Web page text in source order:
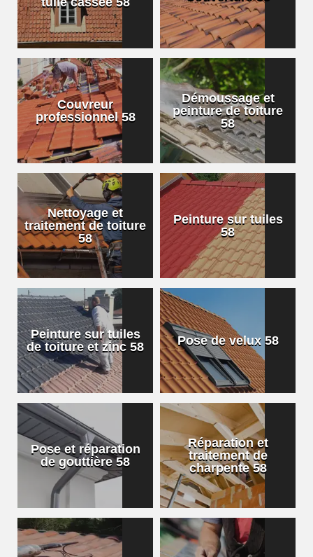
Couvreur
professionnel 58
Démoussage et
peinture de toiture
58
Nettoyage et
traitement de toiture
58
Peinture sur tuiles
58
Peinture sur tuiles
de toiture et zinc 58
Pose de velux 58
Pose et réparation
de gouttière 58
Réparation et
traitement de
charpente 58